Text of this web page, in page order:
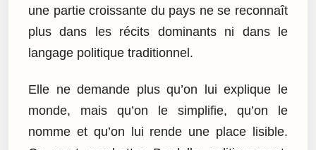
une partie croissante du pays ne se reconnaît
plus dans les récits dominants ni dans le
langage politique traditionnel.
Elle ne demande plus qu’on lui explique le
monde, mais qu’on le simplifie, qu’on le
nomme et qu’on lui rende une place lisible.